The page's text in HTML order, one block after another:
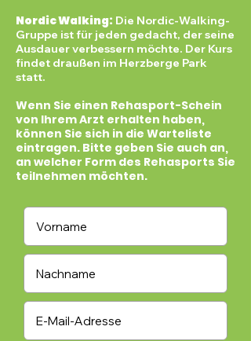
Nordic Walking: Die Nordic-Walking-
Gruppe ist für jeden gedacht, der seine
Ausdauer verbessern möchte. Der Kurs
findet draußen im Herzberge Park
statt.
Wenn Sie einen Rehasport-Schein
von Ihrem Arzt erhalten haben,
können Sie sich in die Warteliste
eintragen. ​ Bitte geben Sie auch an,
an welcher Form des Rehasports Sie
teilnehmen möchten.